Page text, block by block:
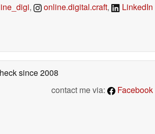
, online.digital.craft, LinkedIn
since 2008
contact me via:
Facebook